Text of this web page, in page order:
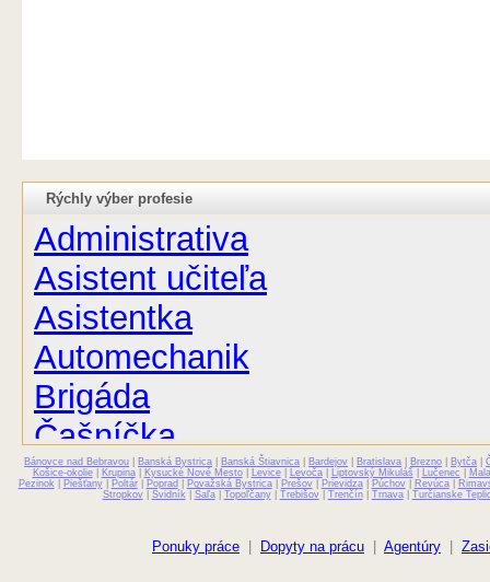
Rýchly výber profesie
Administrativa
Asistent učiteľa
Asistentka
Automechanik
Brigáda
Čašníčka
Čašník
Farmaceut
Bánovce nad Bebravou Banská Bystrica Banská Štiavnica Bardejov Bratislava Brezno Bytča |
Košice-okolie| Krupina| Kysucké Nové Mesto| Levice| Levoča| Liptovský Mikuláš Lučenec
Pezinok
Piešťany| Poltár| Poprad Považská Bystrica| Prešov| Prievidza| Púchov| Revúca|
Stropkov| Svidník Šaľa| Topoľčany| Trebišov| Trenčín| Trnava| Turčianske
Ponuky práce Dopyty na prácu Agentúry